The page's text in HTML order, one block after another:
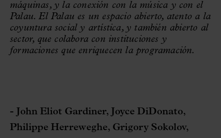
máquinas, y la conexión con la música y con el
Palau. El Palau es un espacio abierto, atento a la
coyuntura social y artística, y también abierto al
sector, que colabora con instituciones y
formaciones que enriquecen la programación.
- John Eliot Gardiner, Joyce DiDonato,
Philippe Herreweghe, Grigory Sokolov,